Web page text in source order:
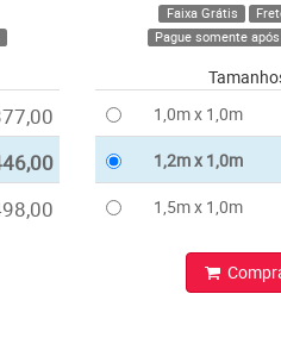
Faixa Grátis
Pague somente
1,0m x 1,0m
1,2m x 1,0m
1,5m x 1,0m